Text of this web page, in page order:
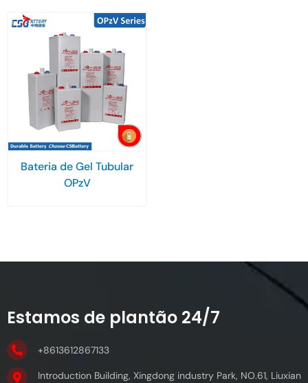
Bateria de Gel Tubular
OPzV
Estamos de plantão 24/7
+8613612867133
Introduction Building, Xingdong industry Park, NO.61, Liuxian